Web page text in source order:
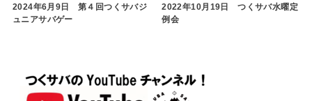
2024年6月9日 第４回つくサバジ
ュニアサバゲー
2022年10月19日 つくサバ水曜定
例会